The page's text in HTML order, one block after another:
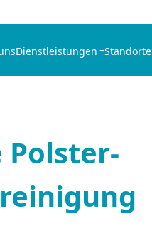
Dienstleistungen Standorte
Polster-